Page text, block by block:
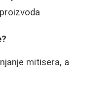
mitisera, a